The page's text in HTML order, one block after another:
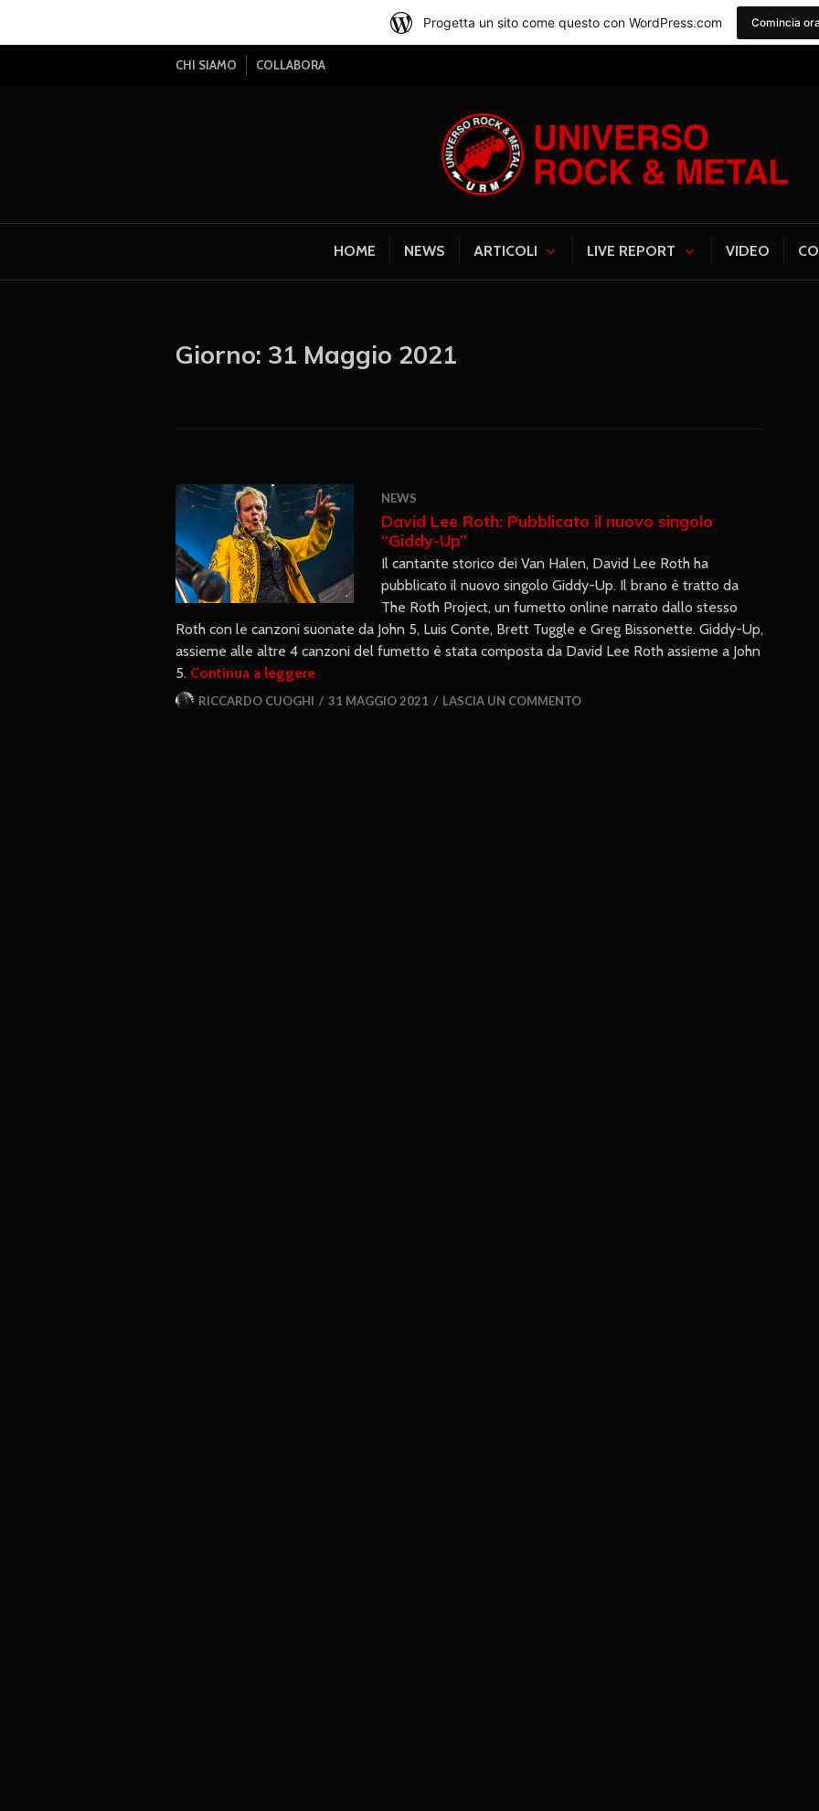
CHI SIAMO COLLABORA
Universo Rock &
HOME NEWS ARTICOLI LIVE REPORT VIDEO
Giorno: 31 Maggio 2021
NEWS
David Lee Roth: Pubblicato il nuovo singolo
“Giddy-Up”
Il cantante storico dei Van Halen, David Lee Roth ha
pubblicato il nuovo singolo Giddy-Up. Il brano è tratto da
The Roth Project, un fumetto online narrato dallo stesso
Roth con le canzoni suonate da John 5, Luis Conte, Brett Tuggle e Greg Bissonette. Giddy-Up,
assieme alle altre 4 canzoni del fumetto è stata composta da David Lee Roth assieme a John
5. Continua a leggere
RICCARDO CUOGHI 31 MAGGIO 2021 LASCIA UN COMMENTO
Progetta un sito come questo con WordPress.com Comincia ora